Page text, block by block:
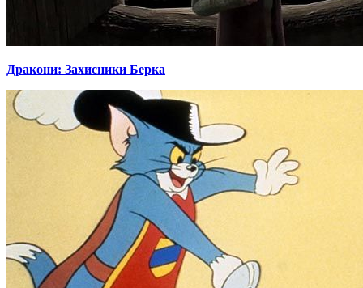
Дракони: Захисники Берка